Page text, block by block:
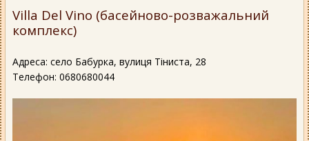
Villa Del Vino (басейново-розважальний
комплекс)
Адреса: село Бабурка, вулиця Тіниста, 28
Телефон: 0680680044